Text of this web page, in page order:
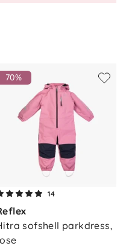
synlighet
på plagget.
gjennom mange
bevare materialets
70%
14
sofshell parkdress,